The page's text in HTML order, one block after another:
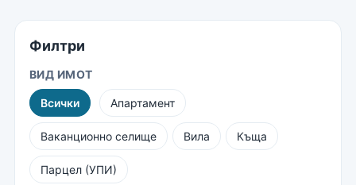
Филтри
ВИД ИМОТ
Всички Апартамент
Ваканционно селище Вила Къща
Парцел (УПИ)